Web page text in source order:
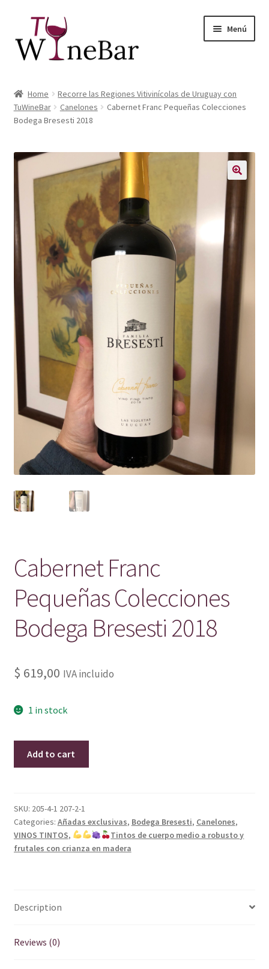
a
la
al
contenido
Menú
Tienda de Vinos y Productos
hijo
el
menú
hijo
Sobre Nosotros
Home
Recorre las Regiones Vitivinícolas de Uruguay con
TuWineBar
Canelones
Cabernet Franc Pequeñas Colecciones
Bodega Bresesti 2018
Cabernet Franc
Pequeñas Colecciones
Bodega Bresesti 2018
$ 619,00 IVA incluido
1 in stock
Bodega
Bresesti
2018
quantity
Add to cart
SKU: 205-4-1 207-2-1
Categories: Añadas exclusivas, Bodega Bresesti, Canelones,
VINOS TINTOS,
Tintos de cuerpo medio a robusto y
frutales con crianza en madera
Description
Reviews (0)